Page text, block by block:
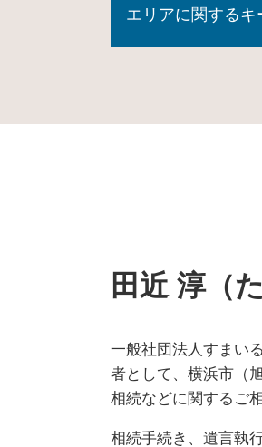
任意後見契約 公
相続人 範囲
相続 破棄
預貯金 相続
任意後見人 手続
自筆証書遺言 要
エリアに関するキ
家族信託 横浜市
生前対策 保土ヶ
相続 保土ヶ谷区
相続 泉区 相談
生前対策 瀬谷区
遺言書 東京都 相
田近 淳（
一般社団法人すまい
者として、横浜市（
相続などに関するご
相続手続き、遺言執